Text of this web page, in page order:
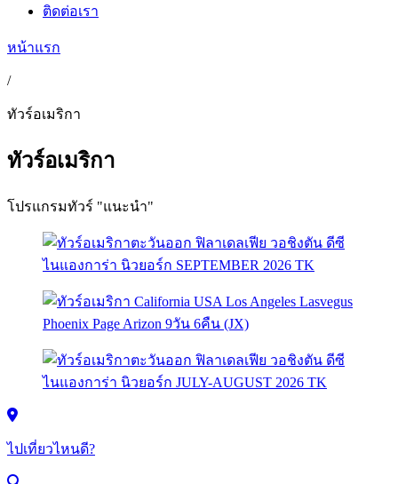
ติดต่อเรา
หน้าแรก
/
ทัวร์อเมริกา
ทัวร์อเมริกา
โปรแกรมทัวร์ "แนะนำ"
ไปเที่ยวไหนดี?